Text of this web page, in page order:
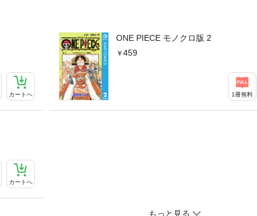
カートへ
ONE PIECE モノクロ版 2
459
1冊無料
カートへ
もっと見る